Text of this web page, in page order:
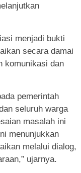
menjadi bukti
secara damai
komunikasi dan
pemerintah
seluruh warga
masalah ini
menunjukkan
melalui dialog,
ujarnya.